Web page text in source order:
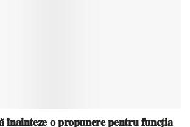
𝐨 𝐩𝐫𝐨𝐩𝐮𝐧𝐞𝐫𝐞 𝐩𝐞𝐧𝐭𝐫𝐮 𝐟𝐮𝐧𝐜𝐭̦𝐢𝐚